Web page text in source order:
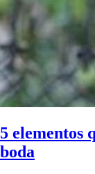
5 elementos
boda